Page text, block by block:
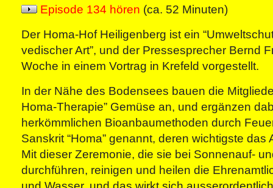
Episode 134 hören (ca. 52 Minuten)
Der Homa-Hof Heiligenberg ist ein
vedischer Art”, und der Pressesprecher Bernd
Woche in einem Vortrag in Krefeld vorgestellt.
In der Nähe des Bodensees bauen die
Homa-Therapie” Gemüse an, und ergänzen
herkömmlichen Bioanbaumethoden durch
Sanskrit “Homa” genannt, deren wichtigste das
Mit dieser Zeremonie, die sie bei Sonnenauf-
durchführen, reinigen und heilen die